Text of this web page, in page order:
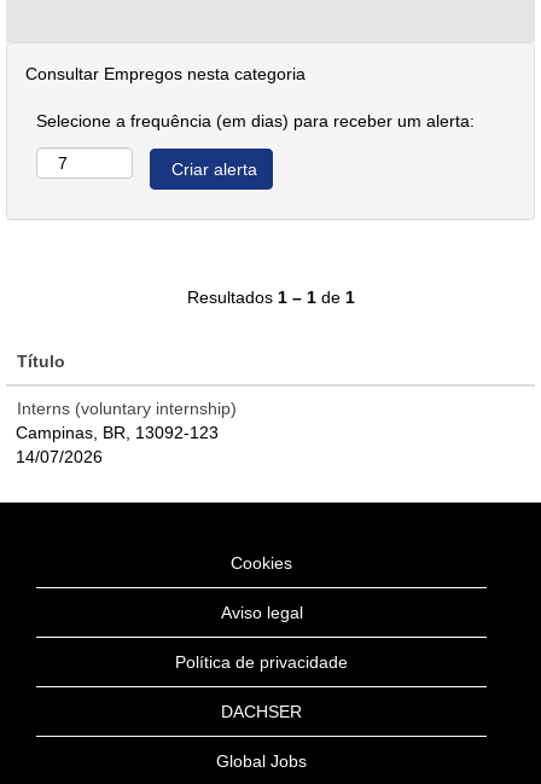
Consultar Empregos nesta categoria
Selecione a frequência (em dias) para receber um alerta:
Resultados 1 – 1de 1
Título
Interns (voluntary internship)
Campinas, BR, 13092-123
14/07/2026
Cookies
Aviso legal
Política de privacidade
DACHSER
Global Jobs